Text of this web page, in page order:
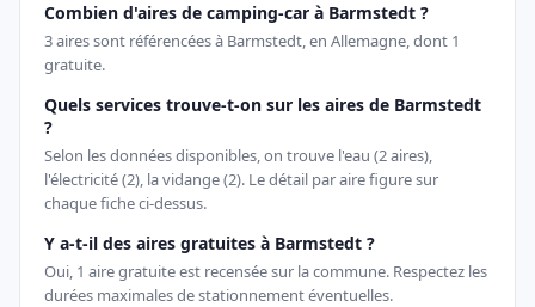
Combien d'aires de camping-car à Barmstedt ?
3 aires sont référencées à Barmstedt, en Allemagne, dont 1
gratuite.
Quels services trouve-t-on sur les aires de Barmstedt
?
Selon les données disponibles, on trouve l'eau (2 aires),
l'électricité (2), la vidange (2). Le détail par aire figure sur
chaque fiche ci-dessus.
Y a-t-il des aires gratuites à Barmstedt ?
Oui, 1 aire gratuite est recensée sur la commune. Respectez les
durées maximales de stationnement éventuelles.